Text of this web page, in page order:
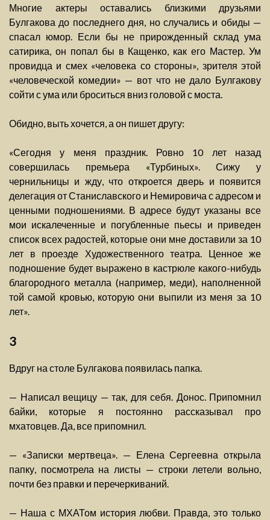
Многие актеры оставались близкими друзьями
Булгакова до последнего дня, но случались и обиды —
спасал юмор. Если бы не прирожденный склад ума
сатирика, он попал бы в Кащенко, как его Мастер. Ум
провидца и смех «человека со стороны», зрителя этой
«человеческой комедии» — вот что не дало Булгакову
сойти с ума или броситься вниз головой с моста.
Обидно, выть хочется, а он пишет другу:
«Сегодня у меня праздник. Ровно 10 лет назад
совершилась премьера «Турбиных». Сижу у
чернильницы и жду, что откроется дверь и появится
делегация от Станиславского и Немировича с адресом и
ценными подношениями. В адресе будут указаны все
мои искалеченные и погубленные пьесы и приведен
список всех радостей, которые они мне доставили за 10
лет в проезде Художественного театра. Ценное же
подношение будет выражено в кастрюле какого-нибудь
благородного металла (например, меди), наполненной
той самой кровью, которую они выпили из меня за 10
лет».
3
Вдруг на столе Булгакова появилась папка.
— Написал вещицу — так, для себя. Донос. Припомнил
байки, которые я постоянно рассказывал про
мхатовцев. Да, все припомнил.
— «Записки мертвеца». — Елена Сергеевна открыла
папку, посмотрела на листы — строки летели вольно,
почти без правки и перечеркиваний.
— Наша с МХАТом история любви. Правда, это только